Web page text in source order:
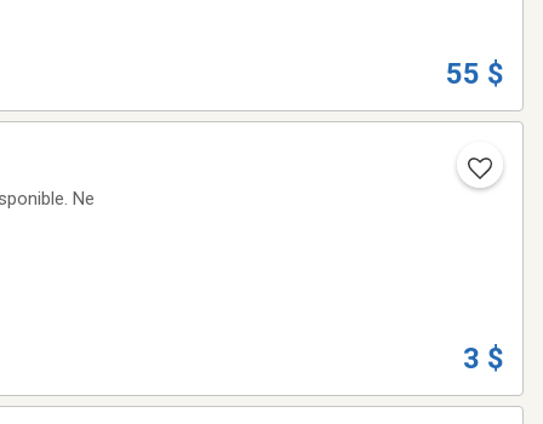
55 $
Ne
3 $